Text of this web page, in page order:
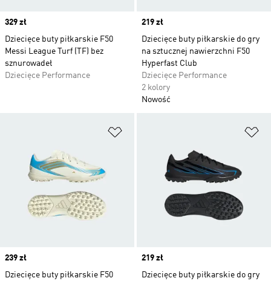
Price
329 zł
Dziecięce buty piłkarskie F50
Messi League Turf (TF) bez
sznurowadeł
Dziecięce Performance
Price
219 zł
Dziecięce buty piłkarskie do gry
na sztucznej nawierzchni F50
Hyperfast Club
Dziecięce Performance
2 kolory
Nowość
Price
239 zł
Dziecięce buty piłkarskie F50
Price
219 zł
Dziecięce buty piłkarskie do gry